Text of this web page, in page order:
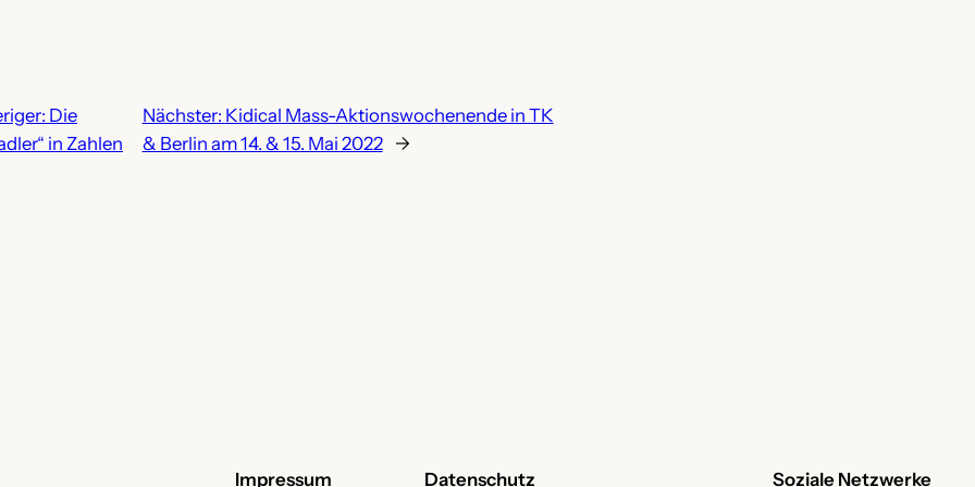
Die
in Zahlen
Nächster: Kidical Mass-Aktionswochenende in TK
& Berlin am 14. & 15. Mai 2022
→
Impressum Datenschutz Soziale Netzwerke